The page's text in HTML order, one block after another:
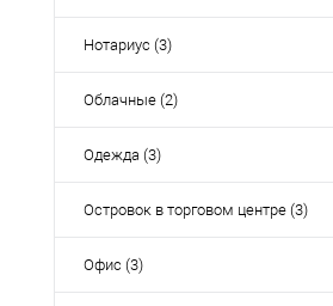
Нотариус (3)
Облачные (2)
Одежда (3)
Островок в торговом центре (3)
Офис (3)